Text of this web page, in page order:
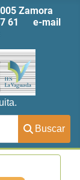
Zamora
61 e-mail
Buscar